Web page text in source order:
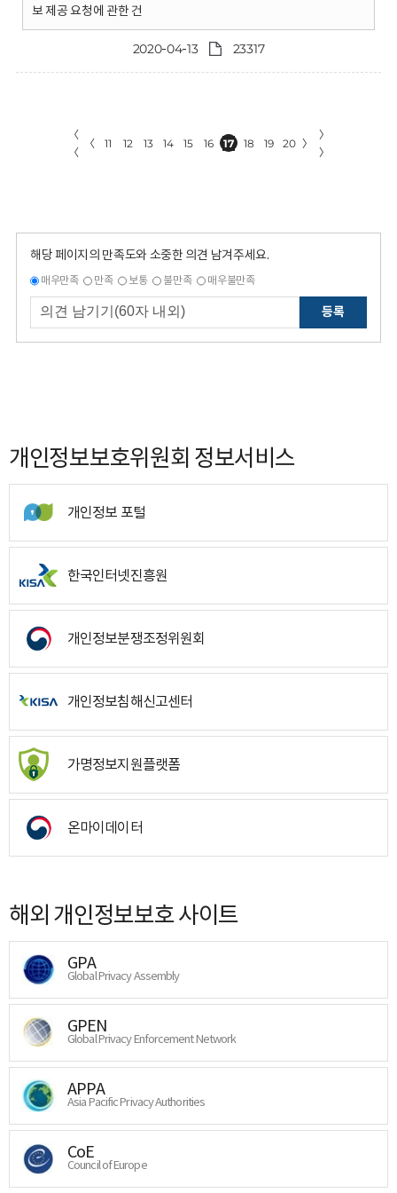
보 제공 요청에 관한 건
2020-04-13 23317
〈
〈
〈 11 12 13 14 15 16 17 18 19 20 〉
〉
〉
해당 페이지의 만족도와 소중한 의견 남겨주세요.
매우만족 만족 보통 불만족 매우불만족
등록
개인정보보호위원회 정보서비스
개인정보 포털
한국인터넷진흥원
개인정보분쟁조정위원회
개인정보침해신고센터
가명정보지원플랫폼
온마이데이터
해외 개인정보보호 사이트
GPA
Global Privacy Assembly
GPEN
Global Privacy Enforcement Network
APPA
Asia Pacific Privacy Authorities
CoE
Council of Europe